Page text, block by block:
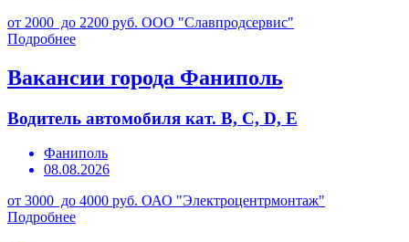
от 2000 до 2200 руб. ООО "Славпродсервис"
Подробнее
Вакансии города Фаниполь
Водитель автомобиля кат. В, С, D, Е
Фаниполь
08.08.2026
от 3000 до 4000 руб. ОАО "Электроцентрмонтаж"
Подробнее